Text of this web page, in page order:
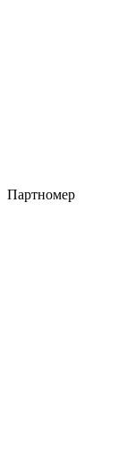
Партномер